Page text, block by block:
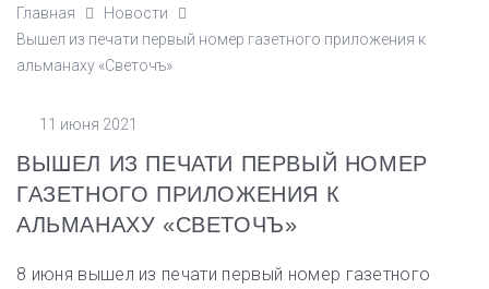
Главная
Новости
Вышел из печати первый номер газетного приложения к
альманаху «Светочъ»
11 июня 2021
ВЫШЕЛ ИЗ ПЕЧАТИ ПЕРВЫЙ НОМЕР
ГАЗЕТНОГО ПРИЛОЖЕНИЯ К
АЛЬМАНАХУ «СВЕТОЧЪ»
8 июня вышел из печати первый номер газетного